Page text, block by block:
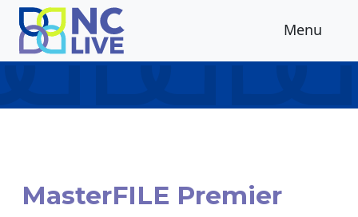
Skip to main content
Menu
MasterFILE Premier